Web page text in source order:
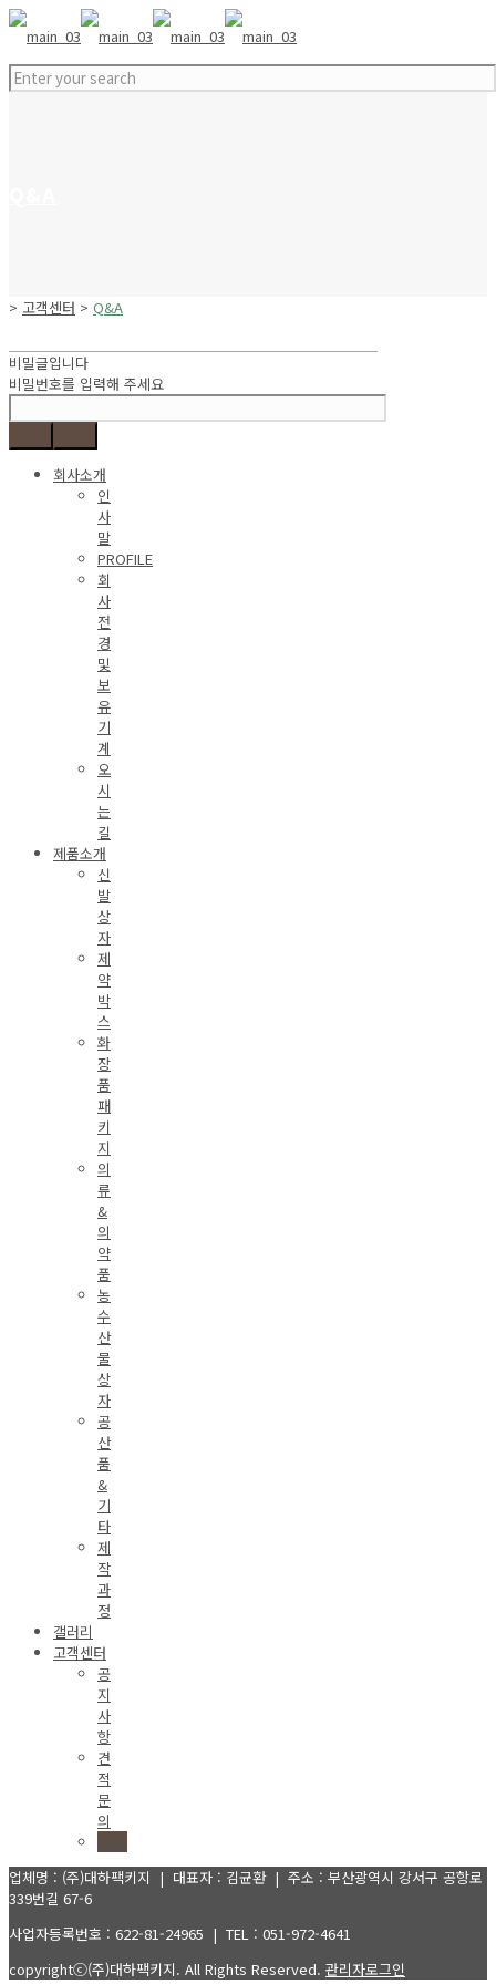
> 고객센터 > Q&A
비밀글입니다
비밀번호를 입력해 주세요
회사소개
인
사
말
PROFILE
회
사
전
경
및
보
유
기
계
오
시
는
길
제품소개
신
발
상
자
제
약
박
스
화
장
품
패
키
지
의
류
&
의
약
품
농
수
산
물
상
자
공
산
품
&
기
타
제
작
과
정
갤러리
고객센터
공
지
사
항
견
적
문
의
업체명 : (주)대하팩키지 | 대표자 : 김균환 | 주소 : 부산광역시 강서구 공항로
339번길 67-6
사업자등록번호 : 622-81-24965 | TEL : 051-972-4641
copyrightⓒ(주)대하팩키지. All Rights Reserved. 관리자로그인